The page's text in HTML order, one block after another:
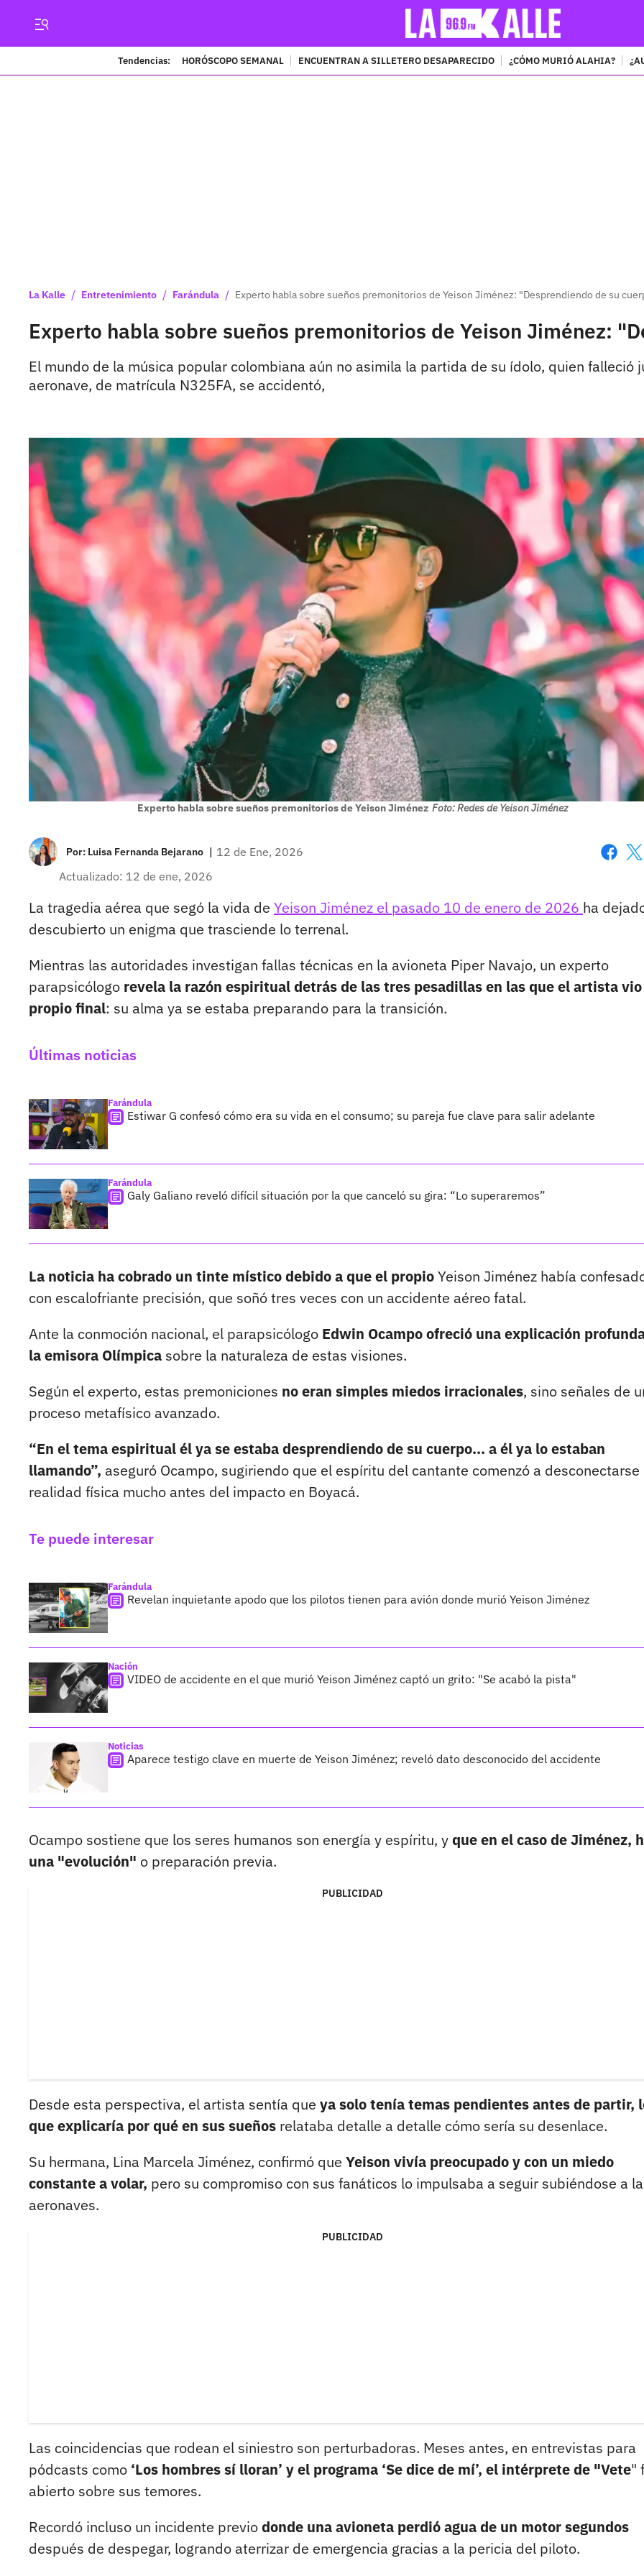
Tendencias: HORÓSCOPO SEMANAL ENCUENTRAN A SILLETERO DESAPARECIDO ¿CÓMO MURIÓ ALAHIA?
La Kalle / Entretenimiento / Farándula / Experto habla sobre sueños premonitorios de Yeison Jiménez: "Desprendiendo de su
Experto habla sobre sueños premonitorios de Yeison Jiménez:
El mundo de la música popular colombiana aún no asimila la partida de su ídolo, quien falleció
aeronave, de matrícula N325FA, se accidentó,
Experto habla sobre sueños premonitorios de Yeison Jiménez Foto: Redes de Yeison Jiménez
Por: Luisa Fernanda Bejarano | 12 de Ene, 2026
Actualizado: 12 de ene, 2026
La tragedia aérea que segó la vida de Yeison Jiménez el pasado 10 de enero de 2026 ha
descubierto un enigma que trasciende lo terrenal.
Mientras las autoridades investigan fallas técnicas en la avioneta Piper Navajo, un experto
parapsicólogo revela la razón espiritual detrás de las tres pesadillas en las que el artista
propio final: su alma ya se estaba preparando para la transición.
Últimas noticias
Farándula
Estiwar G confesó cómo era su vida en el consumo; su pareja fue clave para salir adelante
Farándula
Galy Galiano reveló difícil situación por la que canceló su gira: “Lo superaremos”
La noticia ha cobrado un tinte místico debido a que el propioYeison Jiménez había
con escalofriante precisión, que soñó tres veces con un accidente aéreo fatal.
Ante la conmoción nacional, el parapsicólogo Edwin Ocampo ofreció una explicación
la emisora Olímpica sobre la naturaleza de estas visiones.
Según el experto, estas premoniciones no eran simples miedos irracionales, sino señales de
proceso metafísico avanzado.
“En el tema espiritual él ya se estaba desprendiendo de su cuerpo... a él ya lo estaban
llamando”, aseguró Ocampo, sugiriendo que el espíritu del cantante comenzó a desconectarse
realidad física mucho antes del impacto en Boyacá.
Te puede interesar
Farándula
Revelan inquietante apodo que los pilotos tienen para avión donde murió Yeison Jiménez
Nación
VIDEO de accidente en el que murió Yeison Jiménez captó un grito: "Se acabó la pista"
Noticias
Aparece testigo clave en muerte de Yeison Jiménez; reveló dato desconocido del accidente
Ocampo sostiene que los seres humanos son energía y espíritu, yque en el caso de Jiménez,
una "evolución" o preparación previa.
PUBLICIDAD
Desde esta perspectiva, el artista sentía que ya solo tenía temas pendientes antes de partir,
que explicaría por qué en sus sueños relataba detalle a detalle cómo sería su desenlace.
Su hermana, Lina Marcela Jiménez, confirmó que Yeison vivía preocupado y con un miedo
constante a volar, pero su compromiso con sus fanáticos lo impulsaba a seguir subiéndose a
aeronaves.
PUBLICIDAD
Las coincidencias que rodean el siniestro son perturbadoras. Meses antes, en entrevistas para
pódcasts como ‘Los hombres sí lloran’ y el programa ‘Se dice de mí’, el intérprete de "Vete"
abierto sobre sus temores.
Recordó incluso un incidente previodonde una avioneta perdió agua de un motor segundos
después de despegar, logrando aterrizar de emergencia gracias a la pericia del piloto.